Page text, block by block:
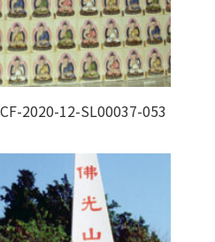
2020-12-SL00037-053